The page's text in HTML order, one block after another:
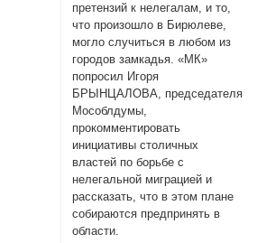
претензий к нелегалам, и то,
что произошло в Бирюлеве,
могло случиться в любом из
городов замкадья. «МК»
попросил Игоря
БРЫНЦАЛОВА, председателя
Мособлдумы,
прокомментировать
инициативы столичных
властей по борьбе с
нелегальной миграцией и
рассказать, что в этом плане
собираются предпринять в
области.